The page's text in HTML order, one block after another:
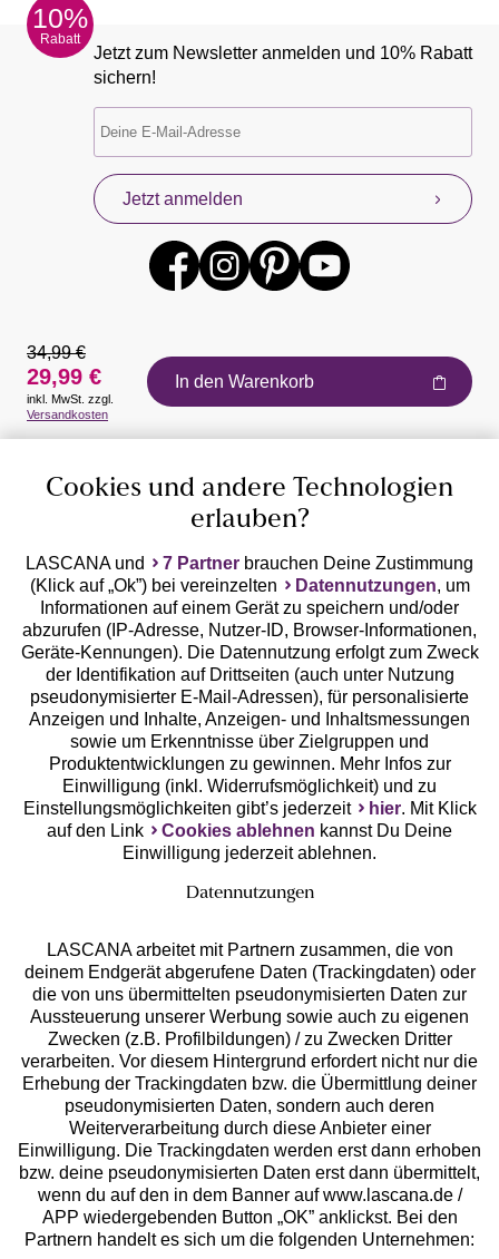
10%
Rabatt
Jetzt zum Newsletter anmelden und 10% Rabatt
sichern!
Jetzt anmelden
Auszeichnungen
Geprüfte Sicherheit
Unsere Apps
Services
Beratung
Über uns
Rechtliches
34,99 €
29,99 €
inkl. MwSt. zzgl.
Versandkosten
In den Warenkorb
Cookies und andere Technologien
erlauben?
LASCANA und 7 Partner brauchen Deine Zustimmung
(Klick auf „Ok”) bei vereinzelten
Datennutzungen, um
Informationen auf einem Gerät zu speichern und/oder
abzurufen (IP-Adresse, Nutzer-ID, Browser-Informationen,
Geräte-Kennungen). Die Datennutzung erfolgt zum Zweck
der Identifikation auf Drittseiten (auch unter Nutzung
pseudonymisierter E-Mail-Adressen), für personalisierte
Anzeigen und Inhalte, Anzeigen- und Inhaltsmessungen
sowie um Erkenntnisse über Zielgruppen und
Produktentwicklungen zu gewinnen. Mehr Infos zur
Einwilligung (inkl. Widerrufsmöglichkeit) und zu
Einstellungsmöglichkeiten gibt’s jederzeit
hier. Mit Klick
auf den Link
Cookies ablehnen kannst Du Deine
Einwilligung jederzeit ablehnen.
Datennutzungen
LASCANA arbeitet mit Partnern zusammen, die von
deinem Endgerät abgerufene Daten (Trackingdaten) oder
die von uns übermittelten pseudonymisierten Daten zur
Aussteuerung unserer Werbung sowie auch zu eigenen
Zwecken (z.B. Profilbildungen) / zu Zwecken Dritter
verarbeiten. Vor diesem Hintergrund erfordert nicht nur die
Erhebung der Trackingdaten bzw. die Übermittlung deiner
pseudonymisierten Daten, sondern auch deren
Weiterverarbeitung durch diese Anbieter einer
Einwilligung. Die Trackingdaten werden erst dann erhoben
bzw. deine pseudonymisierten Daten erst dann übermittelt,
wenn du auf den in dem Banner auf www.lascana.de /
APP wiedergebenden Button „OK” anklickst. Bei den
Partnern handelt es sich um die folgenden Unternehmen: